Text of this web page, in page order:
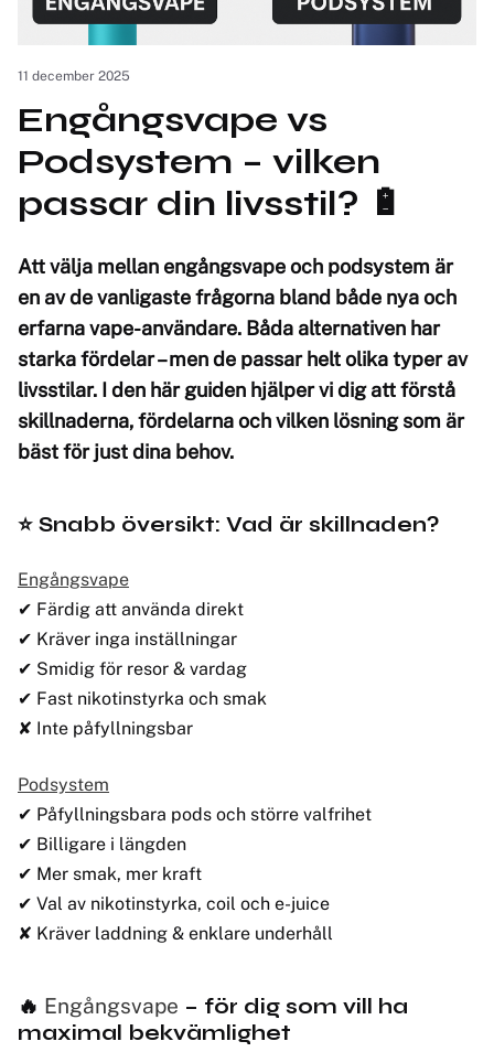
11 december 2025
Engångsvape vs
Podsystem – vilken
passar din livsstil? 🔋
Att välja mellan engångsvape och podsystem är
en av de vanligaste frågorna bland både nya och
erfarna vape-användare. Båda alternativen har
starka fördelar – men de passar helt olika typer av
livsstilar. I den här guiden hjälper vi dig att förstå
skillnaderna, fördelarna och vilken lösning som är
bäst för just dina behov.
⭐ Snabb översikt: Vad är skillnaden?
Engångsvape
✔ Färdig att använda direkt
✔ Kräver inga inställningar
✔ Smidig för resor & vardag
✔ Fast nikotinstyrka och smak
✘ Inte påfyllningsbar
Podsystem
✔ Påfyllningsbara pods och större valfrihet
✔ Billigare i längden
✔ Mer smak, mer kraft
✔ Val av nikotinstyrka, coil och e-juice
✘ Kräver laddning & enklare underhåll
🔥 Engångsvape – för dig som vill ha
maximal bekvämlighet